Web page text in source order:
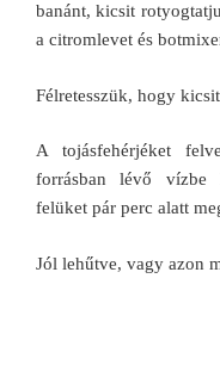
banánt, kicsit
a citromlevet és
Félretesszük, hogy
A tojásfehérjéket
forrásban lévő vízbe
felüket pár perc alatt
Jól lehűtve, vagy azon